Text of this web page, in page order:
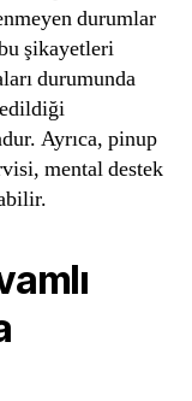
durumlar
şikayetleri
durumunda
Ayrıca, pinup
mental destek